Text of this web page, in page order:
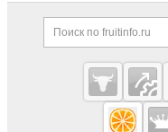
Cсылки на